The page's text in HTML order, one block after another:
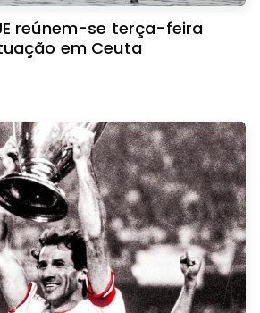
reúnem-se terça-feira
em Ceuta